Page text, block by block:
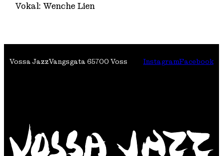
Vokal: Wenche Lien
Vossa JazzVangsgata 65700 Voss InstagramFacebook